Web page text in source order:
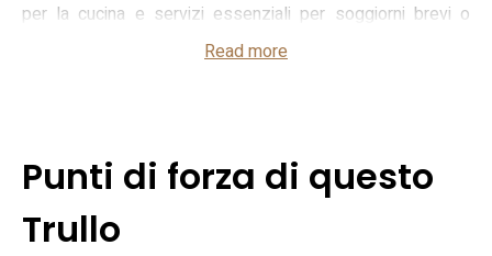
per la cucina e servizi essenziali per soggiorni brevi o
struttura dichiara parcheggio gratuito nelle vicinanze e
connessione Wi‑Fi; è disponibile un servizio di reception
con gestione flessibile degli arrivi. Questi elementi
Read more
Punti di forza di questo
Trullo